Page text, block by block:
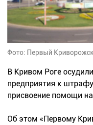
Фото: Первый
В Кривом Роге
предприятия к
присвоение помощи на
Об этом «Первому